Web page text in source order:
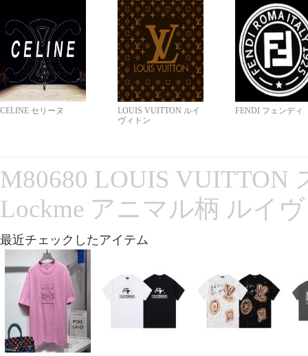
CELINE セリーヌ
LOUIS VUITTON ルイ
ヴィトン
FENDI フェンディ
M80680 LOUIS VUITTON
Lockme アニマル柄 ルイ
最近チェックしたアイテム